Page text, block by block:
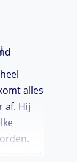
alles
af. Hij